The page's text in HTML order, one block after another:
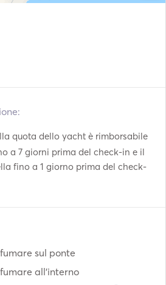
quota dello yacht è rimborsabile
a 7 giorni prima del check-in e il
fino a 1 giorno prima del check-
sul ponte
all'interno